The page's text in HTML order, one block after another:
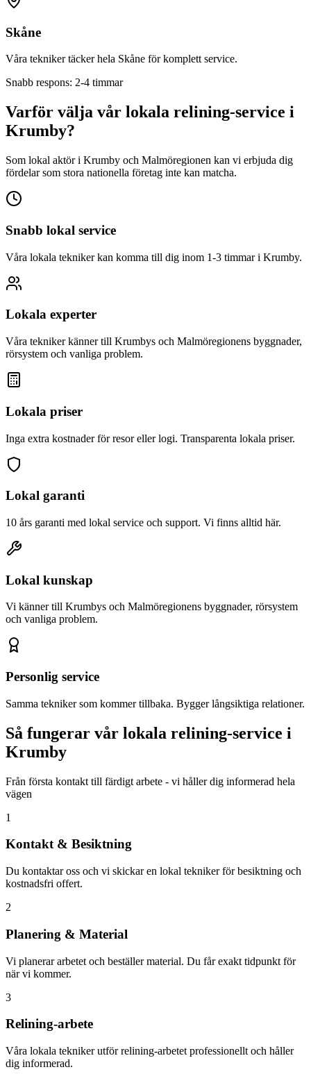
Skåne
Våra tekniker täcker hela Skåne för komplett service.
Snabb respons: 2-4 timmar
Varför välja vår lokala relining-service i
Krumby?
Som lokal aktör i Krumby och Malmöregionen kan vi erbjuda dig
fördelar som stora nationella företag inte kan matcha.
Snabb lokal service
Våra lokala tekniker kan komma till dig inom 1-3 timmar i Krumby.
Lokala experter
Våra tekniker känner till Krumbys och Malmöregionens byggnader,
rörsystem och vanliga problem.
Lokala priser
Inga extra kostnader för resor eller logi. Transparenta lokala priser.
Lokal garanti
10 års garanti med lokal service och support. Vi finns alltid här.
Lokal kunskap
Vi känner till Krumbys och Malmöregionens byggnader, rörsystem
och vanliga problem.
Personlig service
Samma tekniker som kommer tillbaka. Bygger långsiktiga relationer.
Så fungerar vår lokala relining-service i
Krumby
Från första kontakt till färdigt arbete - vi håller dig informerad hela
vägen
1
Kontakt & Besiktning
Du kontaktar oss och vi skickar en lokal tekniker för besiktning och
kostnadsfri offert.
2
Planering & Material
Vi planerar arbetet och beställer material. Du får exakt tidpunkt för
när vi kommer.
3
Relining-arbete
Våra lokala tekniker utför relining-arbetet professionellt och håller
dig informerad.